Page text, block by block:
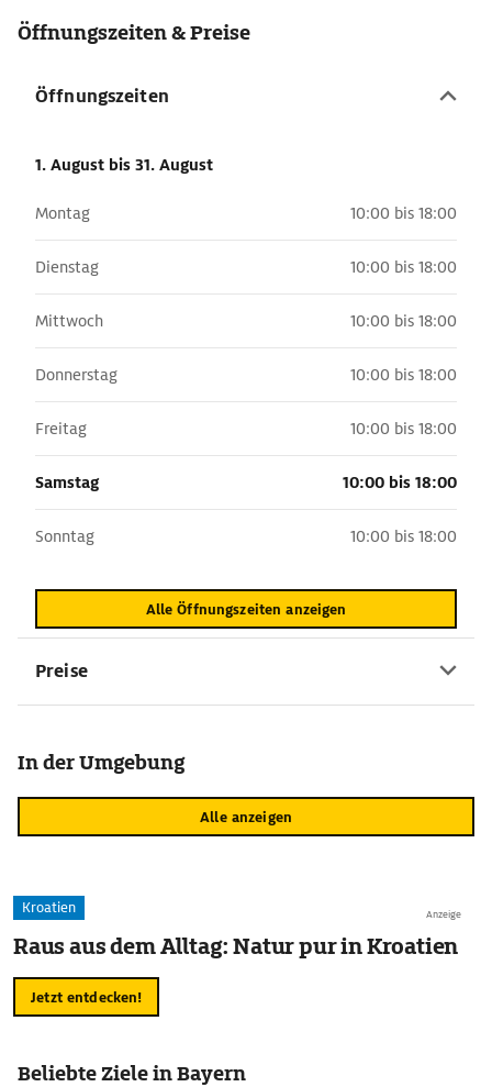
Öffnungszeiten & Preise
Öffnungszeiten
1. August bis 31. August
Montag 10:00 bis 18:00
Dienstag 10:00 bis 18:00
Mittwoch 10:00 bis 18:00
Donnerstag 10:00 bis 18:00
Freitag 10:00 bis 18:00
Samstag 10:00 bis 18:00
Sonntag 10:00 bis 18:00
Alle Öffnungszeiten anzeigen
Preise
In der Umgebung
Alle anzeigen
Anzeige
Kroatien
Raus aus dem Alltag: Natur pur in Kroatien
Jetzt entdecken!
Beliebte Ziele in Bayern